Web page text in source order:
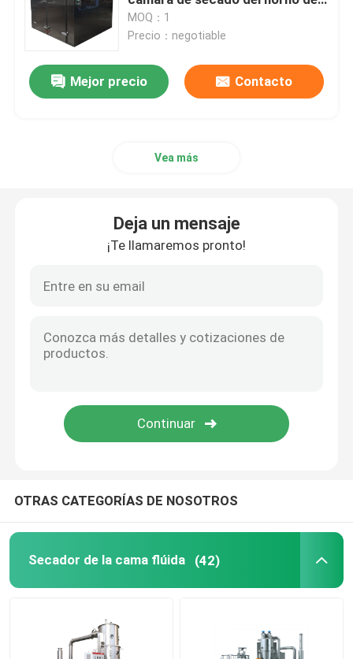
Recubridor de lecho fluido
Secador de espray centrífugo
Mezclador multidireccional
Granulador giratorio
Máquina de molino de cono
máquina industrial del pulverizador
Estufa del aire caliente
Equipos de Extracción Industrial
Equipo de sequía químico
aire caliente de SUS304 316L
MOQ：1
Precio：negotiable
Mejor precio Contacto
Vea más
Deja un mensaje
¡Te llamaremos pronto!
OTRAS CATEGORÍAS DE NOSOTROS
Secador de la cama flúida (42)